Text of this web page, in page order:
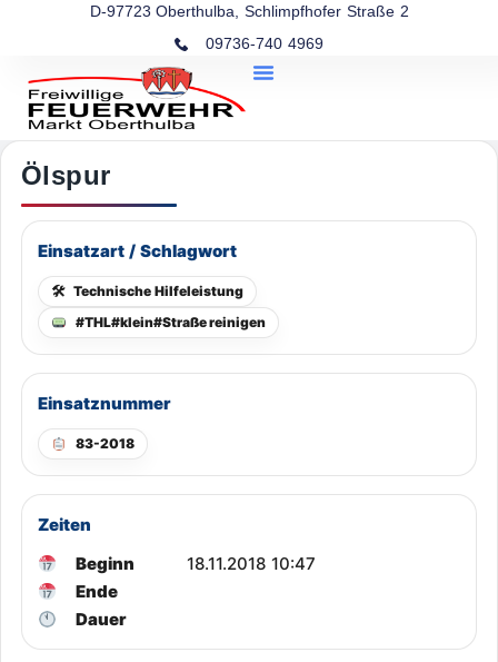
D-97723 Oberthulba, Schlimpfhofer Straße 2
09736-740 4969
Ölspur
Einsatzart / Schlagwort
🛠 Technische Hilfeleistung
#THL#klein#Straße reinigen
Einsatznummer
83-2018
Zeiten
Beginn
18.11.2018 10:47
Ende
Dauer